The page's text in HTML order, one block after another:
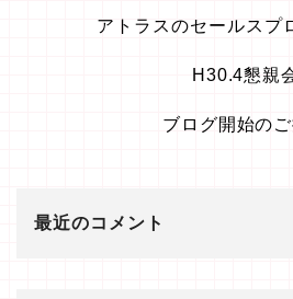
アトラスのセールスプ
H30.4懇親
ブログ開始の
最近のコメント